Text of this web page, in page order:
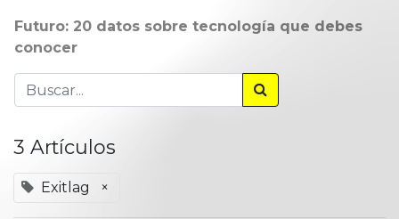
Futuro: 20 datos sobre tecnología que debes
conocer
3 Artículos
Exitlag ×